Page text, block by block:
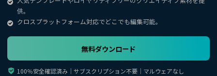
サポート
AIヒント
Filmoraのユーザー層
ビデオソリューション
動画編集関連知識
動画編集のコツ
サポート
サポート
購入する ログイン
供。
クロスプラットフォーム対応でどこでも編集可能。
無料ダウンロード
100％安全確認済み｜サブスクリプション不要｜マルウェアなし